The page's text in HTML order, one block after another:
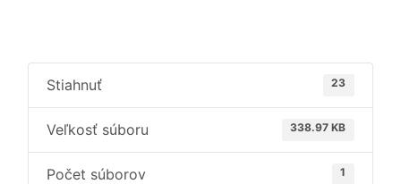
Stiahnuť 23
Veľkosť súboru 338.97 KB
Počet súborov 1